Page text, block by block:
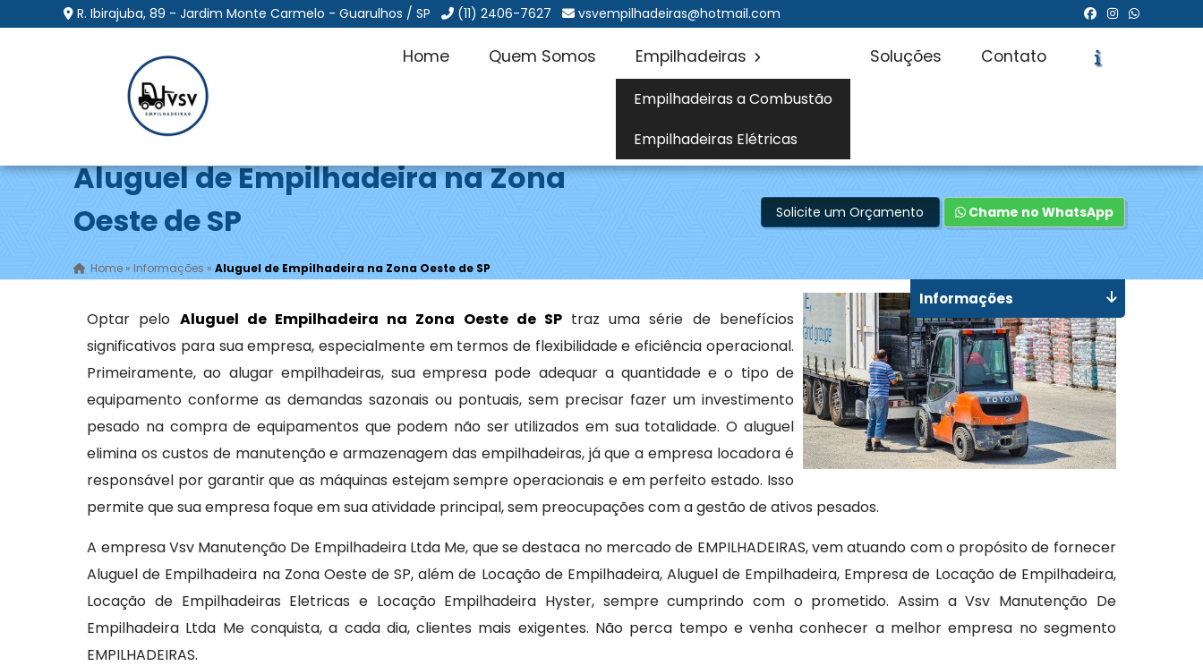
R. Ibirajuba, 89 - Jardim Monte Carmelo - Guarulhos / SP (11) 2406-7627 vsvempilhadeiras@hotmail.com
Home Quem Somos Empilhadeiras
Empilhadeiras a Combustão
Empilhadeiras Elétricas
Soluções Contato
Aluguel de Empilhadeira na Zona
Oeste de SP
Home »Informações »Aluguel de Empilhadeira na Zona Oeste de SP
Solicite um Orçamento Chame no WhatsApp
Optar pelo Aluguel de Empilhadeira na Zona Oeste de SPtraz uma série de benefícios
significativos para sua empresa, especialmente em termos de flexibilidade e eficiência operacional.
Primeiramente, ao alugar empilhadeiras, sua empresa pode adequar a quantidade e o tipo de
equipamento conforme as demandas sazonais ou pontuais, sem precisar fazer um investimento
pesado na compra de equipamentos que podem não ser utilizados em sua totalidade. O aluguel
elimina os custos de manutenção e armazenagem das empilhadeiras, já que a empresa locadora é
responsável por garantir que as máquinas estejam sempre operacionais e em perfeito estado. Isso
permite que sua empresa foque em sua atividade principal, sem preocupações com a gestão de ativos pesados.
A empresa Vsv Manutenção De Empilhadeira Ltda Me, que se destaca no mercado de EMPILHADEIRAS, vem atuando com o propósito de fornecer
Aluguel de Empilhadeira na Zona Oeste de SP, além de Locação de Empilhadeira, Aluguel de Empilhadeira, Empresa de Locação de Empilhadeira,
Locação de Empilhadeiras Eletricas e Locação Empilhadeira Hyster, sempre cumprindo com o prometido. Assim a Vsv Manutenção De
Empilhadeira Ltda Me conquista, a cada dia, clientes mais exigentes. Não perca tempo e venha conhecer a melhor empresa no segmento
EMPILHADEIRAS.
Informações